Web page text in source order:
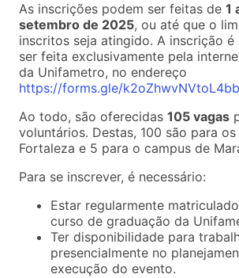
As inscrições podem ser feitas de 1
setembro de 2025, ou até que o
inscritos seja atingido. A inscrição
ser feita exclusivamente pela
da Unifametro, no endereço
https://forms.gle/
Ao todo, são oferecidas 105 vagas
voluntários. Destas, 100 são para
Fortaleza e 5 para o campus de
Para se inscrever, é necessário:
Estar regularmente
curso de graduação da
Ter disponibilidade para
presencialmente no
execução do evento.